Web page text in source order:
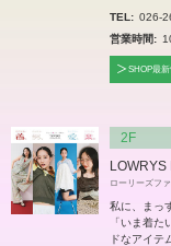
TEL
026-
営業時間
SHOP最新
2F
LOWRYS
ローリーズフ
私に、まっ
「いま着
ドなアイテ